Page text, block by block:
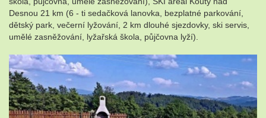
Desnou 21 km (6 - ti sedačková lanovka, bezplatné parkování,
dětský park, večerní lyžování, 2 km dlouhé sjezdovky, ski servis,
umělé zasněžování, lyžařská škola, půjčovna lyží).